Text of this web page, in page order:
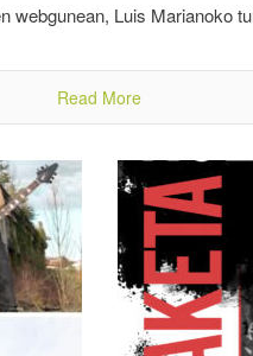
webgunean, Luis Marianoko
Read More